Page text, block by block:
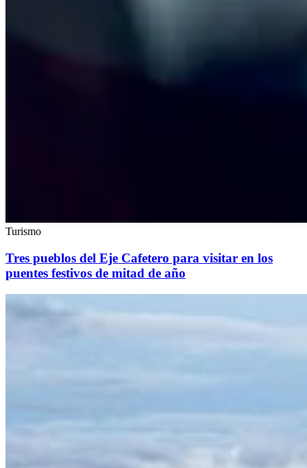
Turismo
Tres pueblos del Eje Cafetero para visitar en los
puentes festivos de mitad de año